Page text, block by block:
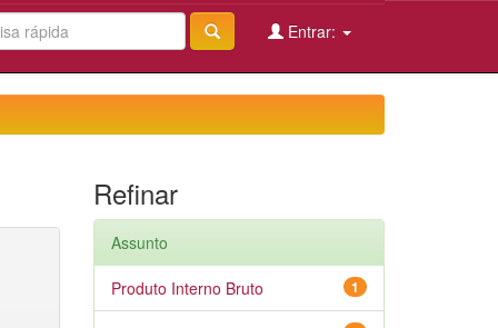
Entrar:
Refinar
Assunto
1
Produto Interno Bruto